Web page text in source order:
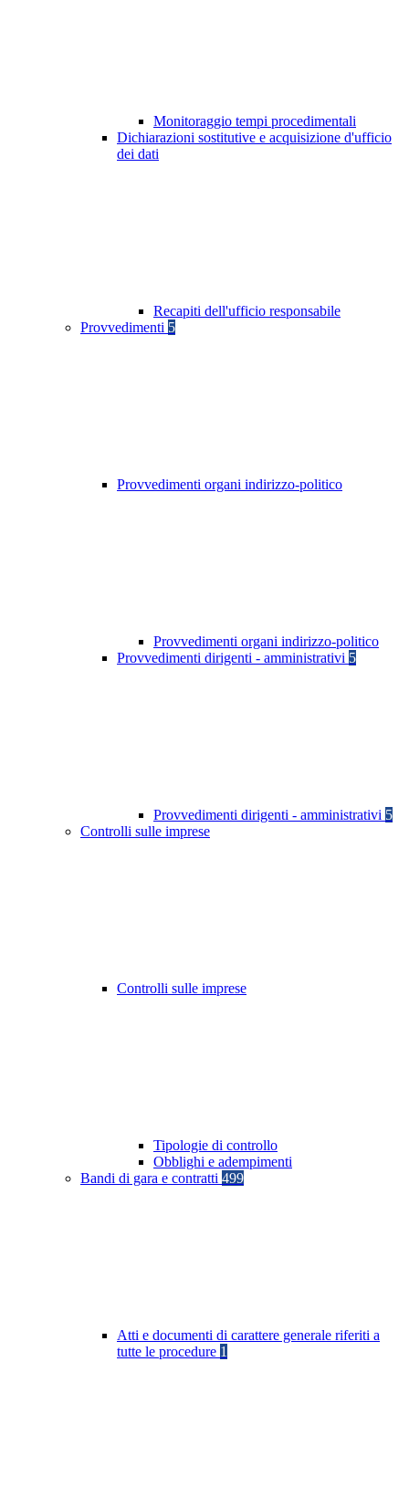
Monitoraggio tempi procedimentali
Dichiarazioni sostitutive e acquisizione d'ufficio
dei dati
Recapiti dell'ufficio responsabile
Provvedimenti 5
Provvedimenti organi indirizzo-politico
Provvedimenti organi indirizzo-politico
Provvedimenti dirigenti - amministrativi 5
Provvedimenti dirigenti - amministrativi 5
Controlli sulle imprese
Controlli sulle imprese
Tipologie di controllo
Obblighi e adempimenti
Bandi di gara e contratti 499
Atti e documenti di carattere generale riferiti a
tutte le procedure 1